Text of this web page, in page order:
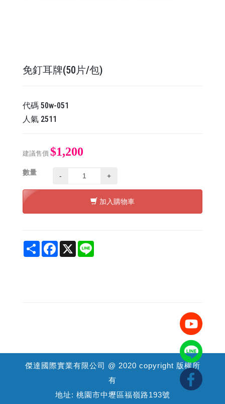
免釘耳牌(50片/包)
代碼 50w-051
人氣 2511
建議售價 $1,200
數量 - +
加入購物車
Share Facebook
X
傑達國際實業有限公司 @ 2020 copyright 版權所
有
地址: 桃園市中壢區福嶺路193號